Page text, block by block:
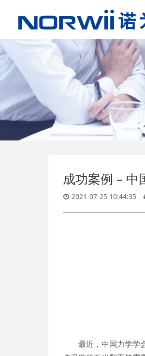
成功案例 – 中
2021-07-25 10:44:35
最近，中国力学学